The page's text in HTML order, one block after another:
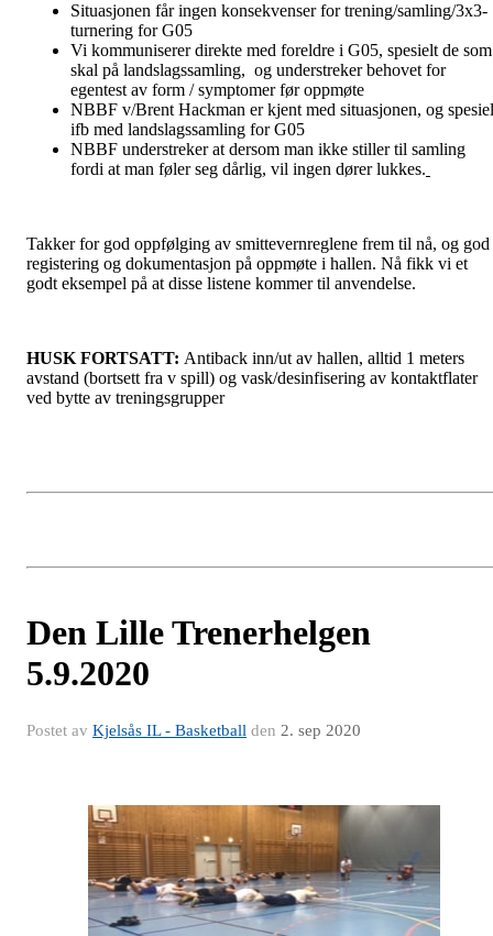
Situasjonen får ingen konsekvenser for trening/samling/3x3-
turnering for G05
Vi kommuniserer direkte med foreldre i G05, spesielt de som
skal på landslagssamling, og understreker behovet for
egentest av form / symptomer før oppmøte
NBBF v/Brent Hackman er kjent med situasjonen, og
ifb med landslagssamling for G05
NBBF understreker at dersom man ikke stiller til samling
fordi at man føler seg dårlig, vil ingen dører lukkes.
Takker for god oppfølging av smittevernreglene frem til nå, og god
registering og dokumentasjon på oppmøte i hallen. Nå fikk vi et
godt eksempel på at disse listene kommer til anvendelse.
HUSK FORTSATT: Antiback inn/ut av hallen, alltid 1 meters
avstand (bortsett fra v spill) og vask/desinfisering av kontaktflater
ved bytte av treningsgrupper
Den Lille Trenerhelgen
5.9.2020
Postet av Kjelsås IL - Basketball den 2. sep 2020